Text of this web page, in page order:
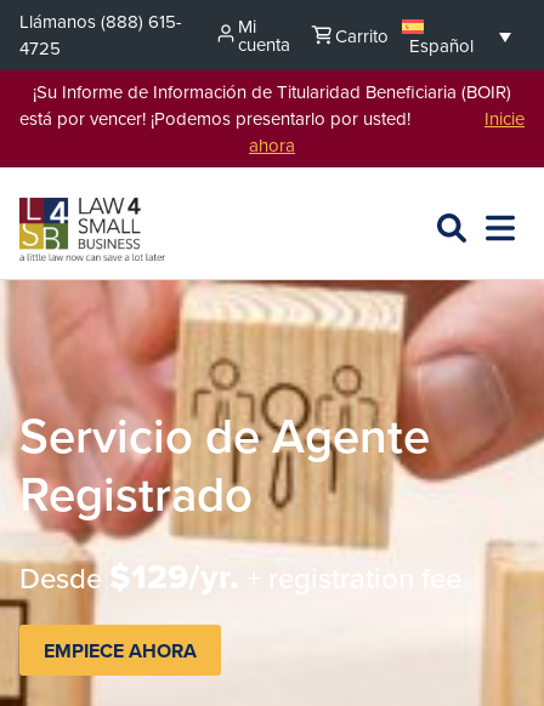
Saltar
contenido
Llámanos(888) 615-
4725
Mi
cuenta Carrito
Español
¡Su Informe de Información de Titularidad Beneficiaria (BOIR)
está por vencer! ¡Podemos presentarlo por usted! Inicie
ahora
BUSCAR
L4SB
ABRIR
Servicio de Agente
Registrado
Desde $129/yr. + registration fee
EMPIECE AHORA